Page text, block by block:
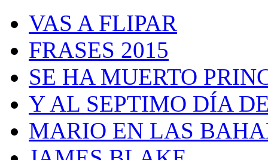
VAS A FLIPAR
FRASES 2015
SE HA MUERTO
Y AL SEPTIMO DÍA
MARIO EN LAS